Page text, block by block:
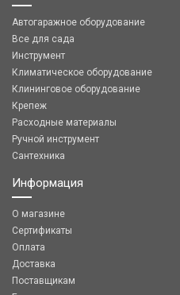
Автогаражное оборудование
Все для сада
Инструмент
Климатическое оборудование
Клининговое оборудование
Крепеж
Расходные материалы
Ручной инструмент
Сантехника
Информация
О магазине
Сертификаты
Оплата
Доставка
Поставщикам